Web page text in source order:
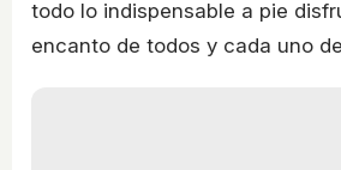
todo lo indispensable a pie
encanto de todos y cada uno